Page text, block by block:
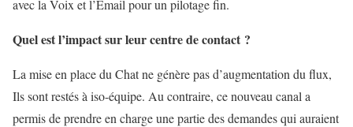
avec la Voix et l’Email pour un pilotage fin.
Quel est l’impact sur leur centre de contact ?
La mise en place du Chat ne génère pas d’augmentation du flux,
Ils sont restés à iso-équipe. Au contraire, ce nouveau canal a
permis de prendre en charge une partie des demandes qui auraient